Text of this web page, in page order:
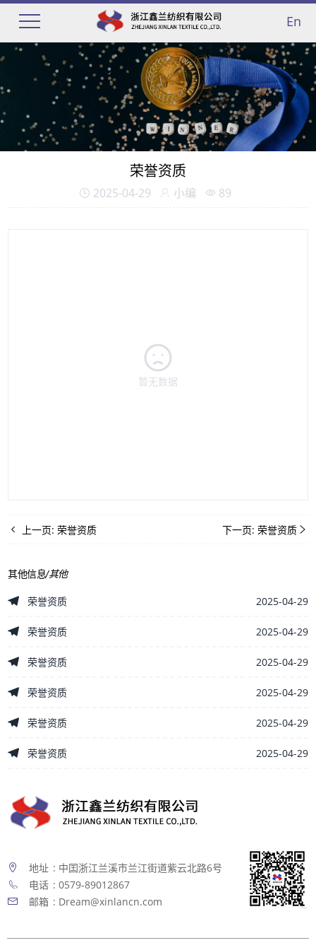
En
荣誉资质
2025-04-29 小编 89
暂无数据
上一页:荣誉资质 下一页: 荣誉资质
其他信息/其他
荣誉资质 2025-04-29
荣誉资质 2025-04-29
荣誉资质 2025-04-29
荣誉资质 2025-04-29
荣誉资质 2025-04-29
荣誉资质 2025-04-29
地址 : 中囯浙江兰溪市兰江街道紫云北路6号
电话 : 0579-89012867
邮箱 : Dream@xinlancn.com